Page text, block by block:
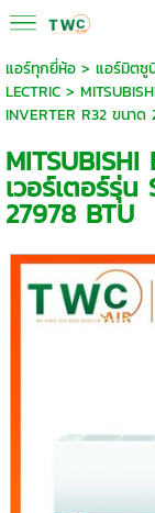
แอร์ทุกยี่ห้อ> แอร์มิตซู
LECTRIC>
INVERTER R32 ขนาด
เวอร์เตอร์รุ่น
27978 BTU